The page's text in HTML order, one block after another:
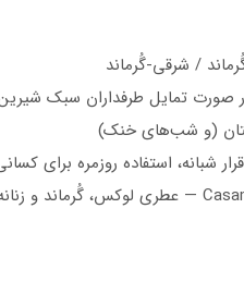
/ شرقی‑گُرماند
صورت تمایل طرفداران سبک
(و شب‌های خنک)
شبانه، استفاده روزمره برای